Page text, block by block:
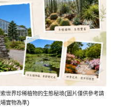
世界珍稀植物的生態秘境(圖片僅供參考請
實物為準)